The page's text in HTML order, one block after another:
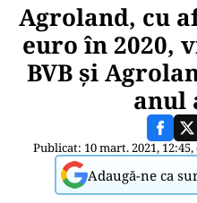
Agroland, cu
euro în 2020,
BVB și
anul
Publicat: 10 mart. 2021, 12:45,
Adaugă-ne ca